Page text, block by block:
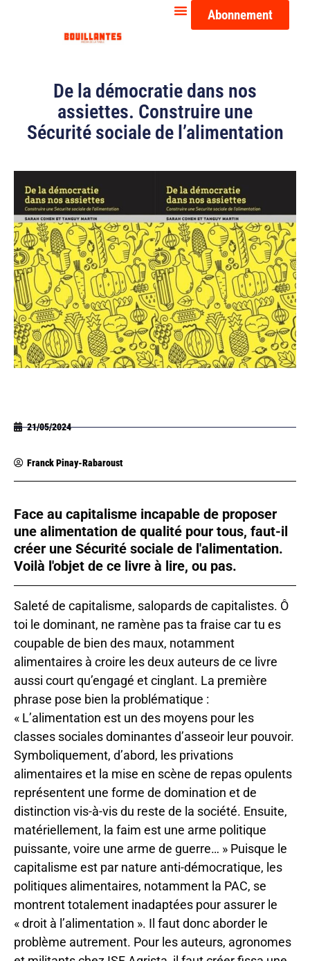
Abonnement
De la démocratie dans nos
assiettes. Construire une
Sécurité sociale de l’alimentation
21/05/2024
Franck Pinay-Rabaroust
Face au capitalisme incapable de proposer
une alimentation de qualité pour tous, faut-il
créer une Sécurité sociale de l'alimentation.
Voilà l'objet de ce livre à lire, ou pas.
Saleté de capitalisme, salopards de capitalistes. Ô
toi le dominant, ne ramène pas ta fraise car tu es
coupable de bien des maux, notamment
alimentaires à croire les deux auteurs de ce livre
aussi court qu’engagé et cinglant. La première
phrase pose bien la problématique :
« L’alimentation est un des moyens pour les
classes sociales dominantes d’asseoir leur pouvoir.
Symboliquement, d’abord, les privations
alimentaires et la mise en scène de repas opulents
représentent une forme de domination et de
distinction vis-à-vis du reste de la société. Ensuite,
matériellement, la faim est une arme politique
puissante, voire une arme de guerre… » Puisque le
capitalisme est par nature anti-démocratique, les
politiques alimentaires, notamment la PAC, se
montrent totalement inadaptées pour assurer le
« droit à l’alimentation ». Il faut donc aborder le
problème autrement. Pour les auteurs, agronomes